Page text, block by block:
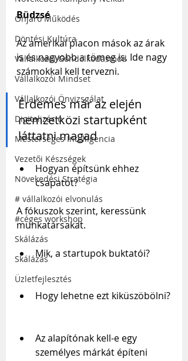
Önjáró Működés
Döntési Kultúra
Vállalkozói Gondolkodásmód
Vállalkozói Mindset
Vállalkozói Önvizsgálat
Digitalizáció
Mesterséges Intelligencia
Vezetői Készségek
Növekedési Stratégia
# vállalkozói elvonulás
#céges workshop
Skálázás
Skálázás
Üzletfejlesztés
Büdzsé
Az amerikai piacon mások az árak
is és nagyobb a tömeg is. Ide nagy
számokkal kell tervezni.
Érdemes már az elején
nemzetközi startupként
láttatni magad
Hogyan építsünk ehhez
csapatot?
A fókuszok szerint, keressünk
munkatársakat.
Mik, a startupok buktatói?
Hogy lehetne ezt kiküszöbölni?
Az alapítónak kell-e egy
személyes márkát építeni